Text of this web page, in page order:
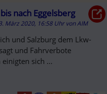
nach Eggelsberg
März 2020, 16:58 Uhr vonAIM
und Salzburg dem Lkw-
und Fahrverbote
sich ...